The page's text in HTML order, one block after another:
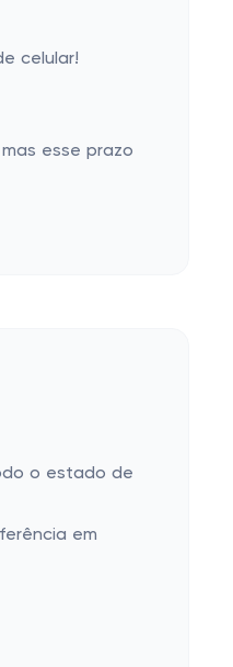
celular!
esse prazo
o estado de
em